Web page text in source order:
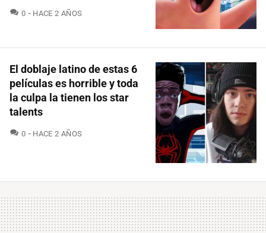
0 COMENTARIOS
HACE 2 AÑOS
El doblaje latino de estas 6
películas es horrible y toda
la culpa la tienen los star
talents
0 COMENTARIOS
HACE 2 AÑOS